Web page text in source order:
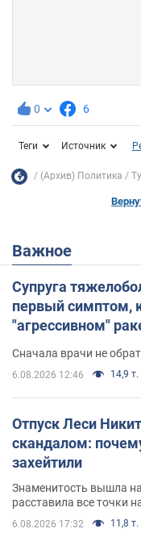
0 6
Теги Источник
(Архив) Политика
Важное
Супруга
первый симптом,
"агрессивном"
Сначала врачи не
6.08.2026 12:46 14,9 т.
Отпуск Леси
скандалом:
захейтили
Знаменитость вышла
расставила все точки
6.08.2026 17:32 11,8 т.